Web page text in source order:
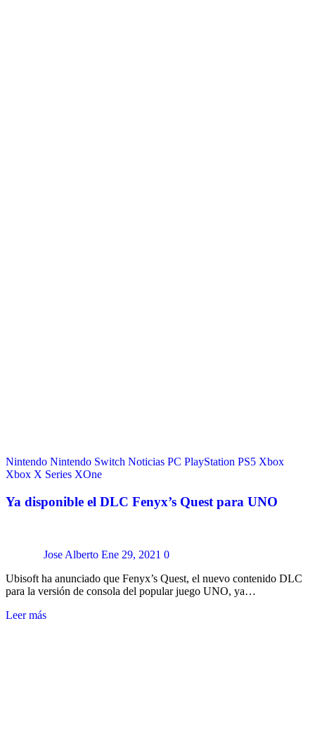
Nintendo Nintendo Switch Noticias PC PlayStation PS5 Xbox
Xbox X Series XOne
Ya disponible el DLC Fenyx’s Quest para UNO
Jose Alberto Ene 29, 2021 0
Ubisoft ha anunciado que Fenyx’s Quest, el nuevo contenido DLC
para la versión de consola del popular juego UNO, ya…
Leer más